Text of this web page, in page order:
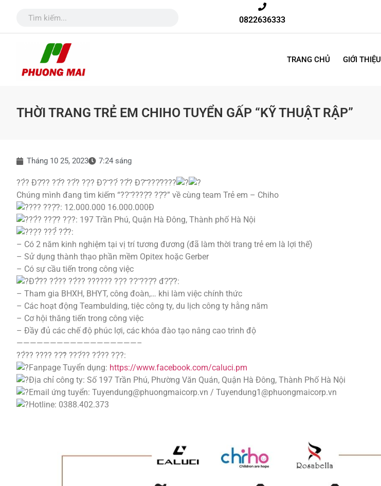
0822636333
TRANG CHỦ GIỚI THIỆU
THỜI TRANG TRẺ EM CHIHO TUYỂN GẤP “KỸ THUẬT RẬP”
Tháng 10 25, 2023 7:24 sáng
??̀? Đ?̂?? ??̆́? ??̛́? ??̣? Đ?̃ ??́ ??̂́? Đ?̂̃ ???̛????​
Chúng mình đang tìm kiếm “??̃ ????̣̂? ??̣̂?” về cùng team Trẻ em – Chiho
??? ???̣̂?: 12.000.000 16.000.000Đ
??̀? ???̣̂? ??̣?: 197 Trần Phú, Quận Hà Đông, Thành phố Hà Nội
??̣? ???̉ ??̂̀?:
– Có 2 năm kinh nghiệm tại vị trí tương đương (đã làm thời trang trẻ em là lợi thế)
– Sử dụng thành thạo phần mềm Opitex hoặc Gerber
– Có sự cầu tiến trong công việc
Đ?̂̀?? ??̀?? ??̀?? ?????? ??̣? ??̃ ???̣̂? đ?̛?̛̣?:
– Tham gia BHXH, BHYT, công đoàn,… khi làm việc chính thức
– Các hoạt động Teambulding, tiệc công ty, du lịch công ty hằng năm
– Cơ hội thăng tiến trong công việc
– Đầy đủ các chế độ phúc lợi, các khóa đào tạo nâng cao trình độ
——————————————————–
??̀?? ???? ??̃? ???́?? ??̀?? ??̣?:
Fanpage Tuyển dụng: https://www.facebook.com/caluci.pm
Địa chỉ công ty: Số 197 Trần Phú, Phường Văn Quán, Quận Hà Đông, Thành Phố Hà Nội
Email ứng tuyển: Tuyendung@phuongmaicorp.vn / Tuyendung1@phuongmaicorp.vn
Hotline: 0388.402.373